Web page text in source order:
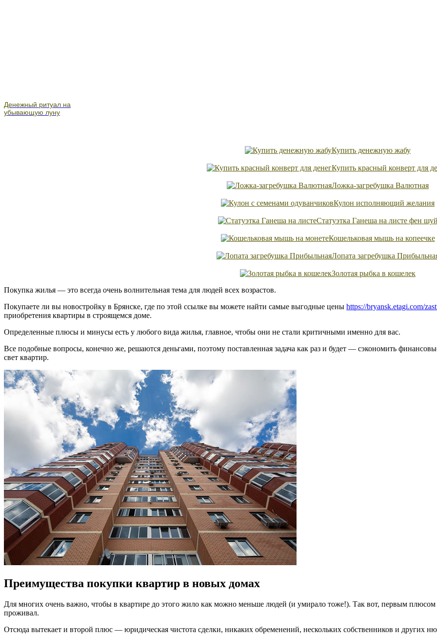
Денежный ритуал на
убывающую луну
Купить денежную жабу
Купить красный конверт для
Ложка-загребушка Валютная
Кулон исполняющий желания
Статуэтка Ганеша на листе фен
Кошельковая мышь на копеечке
Лопата загребушка
Золотая рыбка в кошелек
Покупка жилья — это всегда очень волнительная тема для людей всех возрастов.
Покупаете ли вы новостройку в Брянске, где по этой ссылке вы можете найти самые выгодные цены https://bryansk.etagi.com/
приобретения квартиры в строящемся доме.
Определенные плюсы и минусы есть у любого вида жилья, главное, чтобы они не стали критичными именно для вас.
Все подобные вопросы, конечно же, решаются деньгами, поэтому поставленная задача как раз и будет — сэкономить
свет квартир.
Преимущества покупки квартир в новых домах
Для многих очень важно, чтобы в квартире до этого жило как можно меньше людей (и умирало тоже!). Так вот, первым плюсом
проживал.
Отсюда вытекает и второй плюс — юридическая чистота сделки, никаких обременений, нескольких собственников и других